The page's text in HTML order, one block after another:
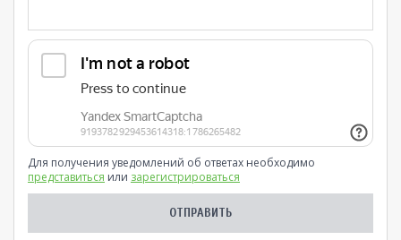
Для получения уведомлений об ответах необходимо
представиться или зарегистрироваться